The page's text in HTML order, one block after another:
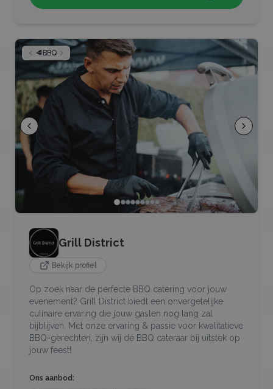
🥩BBQ
Grill District
Bekijk profiel
Op zoek naar de perfecte BBQ catering voor jouw
evenement? Grill District biedt een onvergetelijke
culinaire ervaring die jouw gasten nog lang zal
bijblijven. Met onze ervaring & passie voor kwalitatieve
BBQ-gerechten, zijn wij dé BBQ cateraar bij uitstek op
jouw feest!
Ons aanbod: